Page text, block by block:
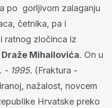
po gorljivom zalaganju
četnika, pa i
ratnog zločinca iz
Draže Mihailovića. On u
- 1995. (Fraktura -
nažalost, novcem
Hrvatske preko